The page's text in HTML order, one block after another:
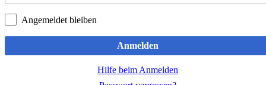
Angemeldet bleiben
Anmelden
Hilfe beim Anmelden